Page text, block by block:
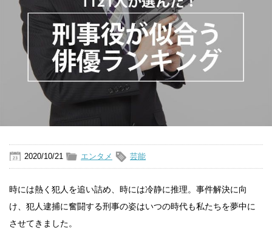
2020/10/21 エンタメ 芸能
時には熱く犯人を追い詰め、時には冷静に推理。事件解決に向
け、犯人逮捕に奮闘する刑事の姿はいつの時代も私たちを夢中に
させてきました。